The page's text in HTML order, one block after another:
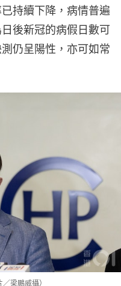
持續下降，病情普遍
後新冠的病假日數可
仍呈陽性，亦可如常
梁鵬威攝）